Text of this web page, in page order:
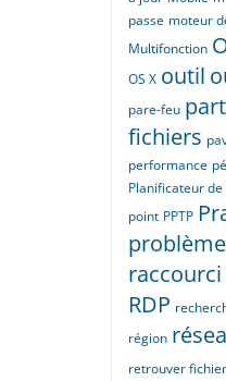
passe moteur
Multifonction
OS X outil
pare-feu
fichiers
performance
Planificateur
point PPTP
problème
raccourci
RDP
région
retrouver fichier